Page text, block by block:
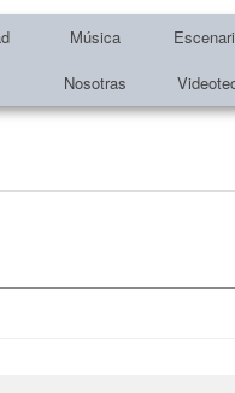
Música
Nosotras